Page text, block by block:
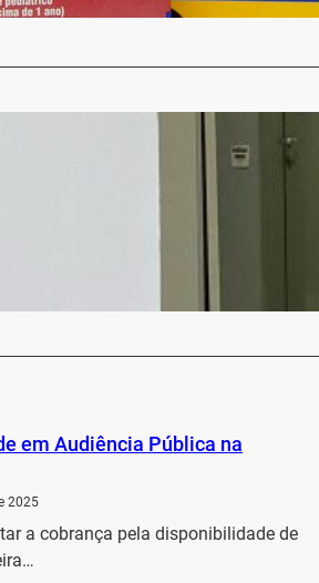
o início dos Jogos de Verão
em Audiência Pública na
2025
a cobrança pela disponibilidade de